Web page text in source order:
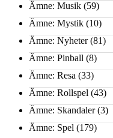
Ämne: Musik (59)
Ämne: Mystik (10)
Ämne: Nyheter(81)
Ämne: Pinball (8)
Ämne: Resa (33)
Ämne: Rollspel (43)
Ämne: Skandaler(3)
Ämne: Spel (179)